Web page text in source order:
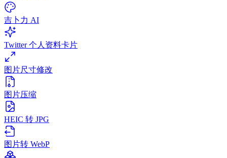
吉卜力 AI
Twitter 个人资料卡片
图片尺寸修改
图片压缩
HEIC 转 JPG
图片转 WebP